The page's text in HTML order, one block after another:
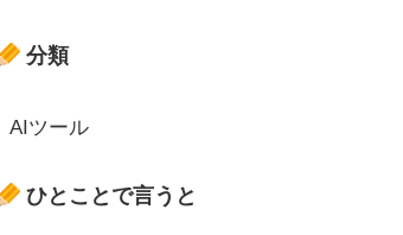
分類
AIツール
ひとことで言うと